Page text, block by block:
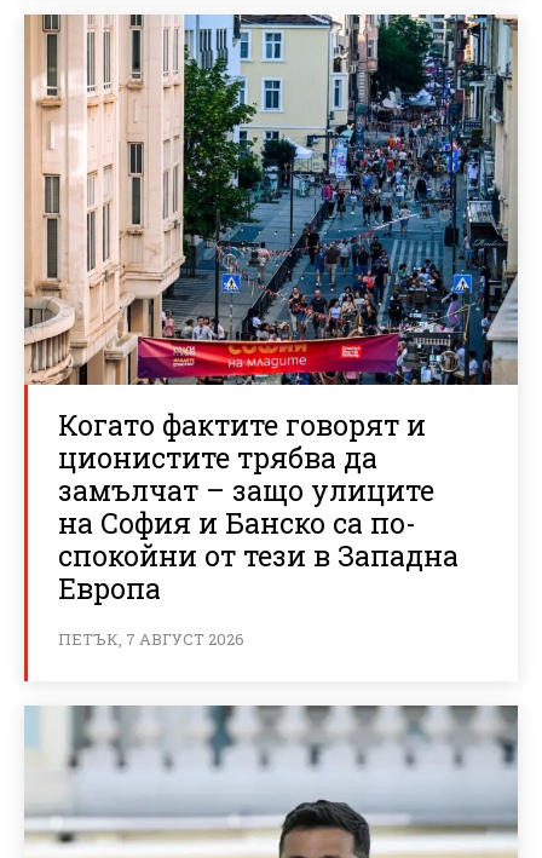
Когато фактите говорят и
ционистите трябва да
замълчат – защо улиците
на София и Банско са по-
спокойни от тези в Западна
Европа
ПЕТЪК, 7 АВГУСТ 2026